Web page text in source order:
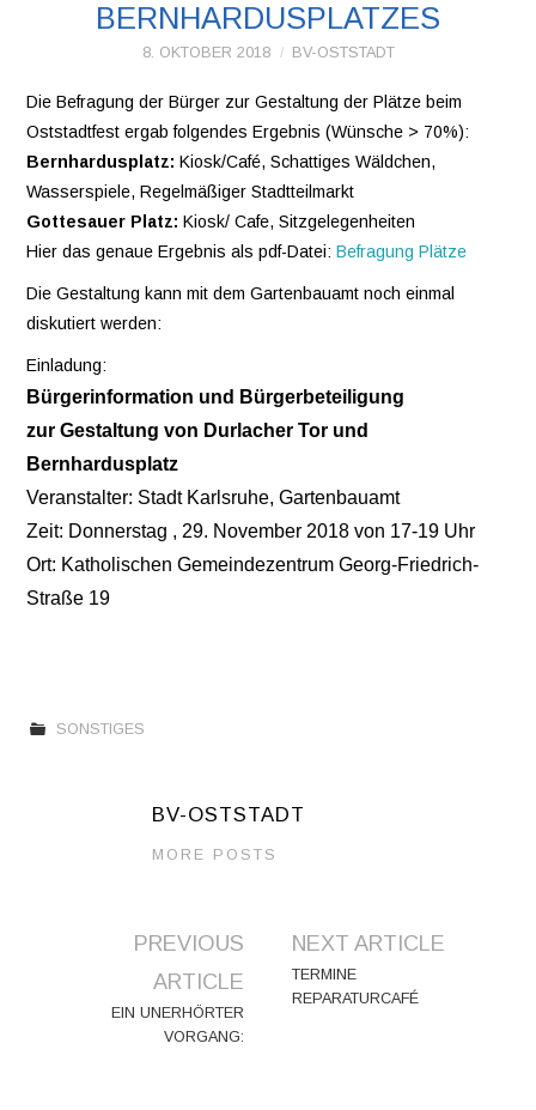
INITIATIVEN UND
VEREINE
WIR ÜBER UNS
OSTSTADT-
EAST SIDE URBAN
ART
KONTAKT
BERNHARDUSPLATZES
8. OKTOBER 2018 BV-OSTSTADT
Die Befragung der Bürger zur Gestaltung der Plätze beim
Oststadtfest ergab folgendes Ergebnis (Wünsche > 70%):
Bernhardusplatz: Kiosk/Café, Schattiges Wäldchen,
Wasserspiele, Regelmäßiger Stadtteilmarkt
Gottesauer Platz: Kiosk/ Cafe, Sitzgelegenheiten
Hier das genaue Ergebnis als pdf-Datei:Befragung Plätze
Die Gestaltung kann mit dem Gartenbauamt noch einmal
diskutiert werden:
Einladung:
Bürgerinformation und Bürgerbeteiligung
zur Gestaltung von Durlacher Tor und
Bernhardusplatz
Veranstalter: Stadt Karlsruhe, Gartenbauamt
Zeit: Donnerstag , 29. November 2018 von 17-19 Uhr
Ort: Katholischen Gemeindezentrum Georg-Friedrich-
Straße 19
SONSTIGES
BV-OSTSTADT
MORE POSTS
Navigation
PREVIOUS
ARTICLE
EIN UNERHÖRTER
VORGANG:
NEXT ARTICLE
TERMINE
REPARATURCAFÉ